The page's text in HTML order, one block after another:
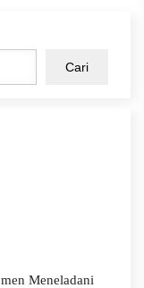
Cari
Meneladani